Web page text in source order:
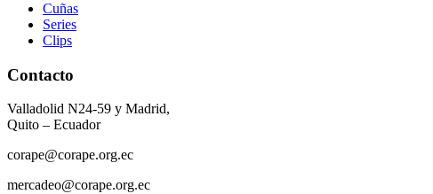
Cuñas
Series
Clips
Contacto
Valladolid N24-59 y Madrid,
Quito – Ecuador
corape@corape.org.ec
mercadeo@corape.org.ec